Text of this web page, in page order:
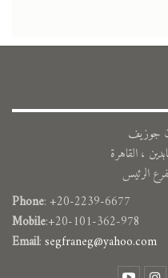
جوزيف
الرئيس
Phone: +20-2239-6677
Mobile:+20-101-362-978
Email:segfraneg@yahoo.com